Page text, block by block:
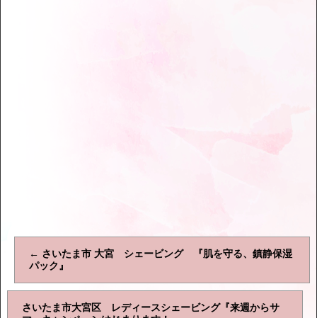
← さいたま市 大宮 シェービング 『肌を守る、鎮静保湿
パック』
さいたま市大宮区 レディースシェービング『来週からサ